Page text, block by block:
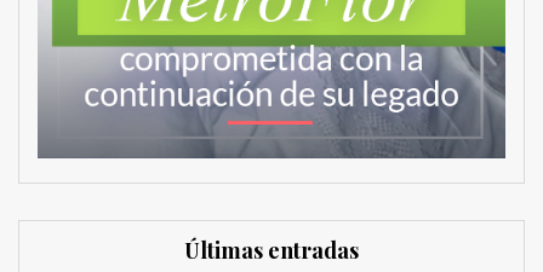
Últimas entradas